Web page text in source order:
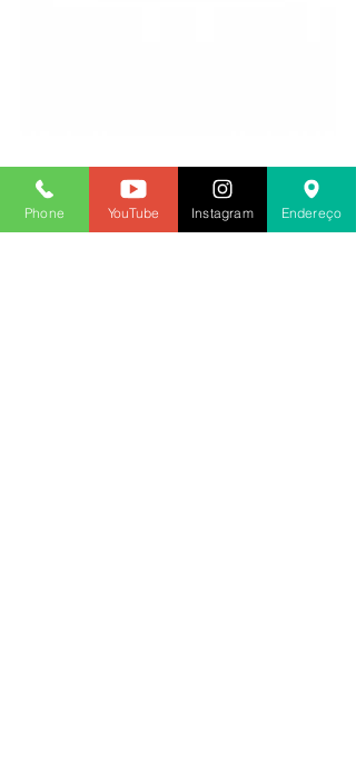
2020Phone YouTube Instagram Endereço